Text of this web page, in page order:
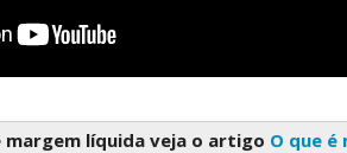
margem líquida veja o artigo O que é